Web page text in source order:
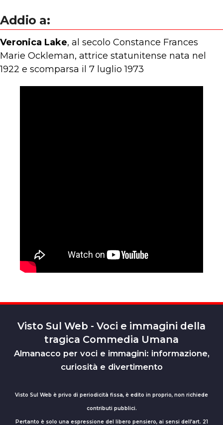
Addio a:
Veronica Lake, al secolo Constance Frances
Marie Ockleman, attrice statunitense nata nel
1922 e scomparsa il 7 luglio 1973
Visto Sul Web - Voci e immagini della
tragica Commedia Umana
Almanacco per voci e immagini: informazione,
curiosità e divertimento
Visto Sul Web è privo di periodicità fissa, è edito in proprio, non richiede
contributi pubblici.
Pertanto è solo una espressione del libero pensiero, ai sensi dell’art. 21